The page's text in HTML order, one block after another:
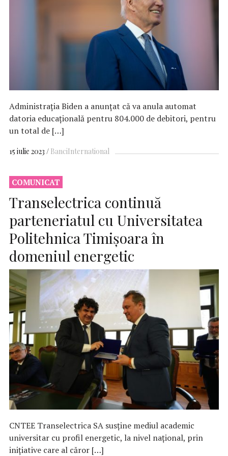
Administrația Biden a anunțat că va anula automat
datoria educațională pentru 804.000 de debitori, pentru
un total de […]
15 iulie 2023 BanciInternational
COMUNICAT
Transelectrica continuă
parteneriatul cu Universitatea
Politehnica Timișoara în
domeniul energetic
CNTEE Transelectrica SA susține mediul academic
universitar cu profil energetic, la nivel național, prin
inițiative care al căror […]